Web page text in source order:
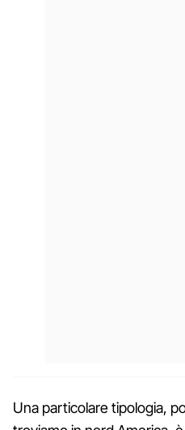
Una particolare tipologia,